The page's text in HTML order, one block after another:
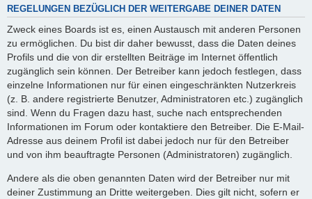
REGELUNGEN BEZÜGLICH DER WEITERGABE DEINER DATEN
Zweck eines Boards ist es, einen Austausch mit anderen Personen
zu ermöglichen. Du bist dir daher bewusst, dass die Daten deines
Profils und die von dir erstellten Beiträge im Internet öffentlich
zugänglich sein können. Der Betreiber kann jedoch festlegen, dass
einzelne Informationen nur für einen eingeschränkten Nutzerkreis
(z. B. andere registrierte Benutzer, Administratoren etc.) zugänglich
sind. Wenn du Fragen dazu hast, suche nach entsprechenden
Informationen im Forum oder kontaktiere den Betreiber. Die E-Mail-
Adresse aus deinem Profil ist dabei jedoch nur für den Betreiber
und von ihm beauftragte Personen (Administratoren) zugänglich.
Andere als die oben genannten Daten wird der Betreiber nur mit
deiner Zustimmung an Dritte weitergeben. Dies gilt nicht, sofern er